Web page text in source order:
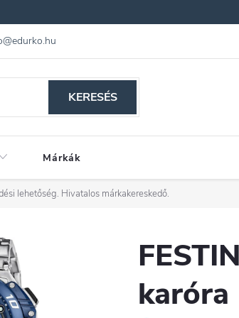
ismételt kérdések
KERESÉS
Márkák
lehetőség. Hivatalos márkakereskedő.
karóra